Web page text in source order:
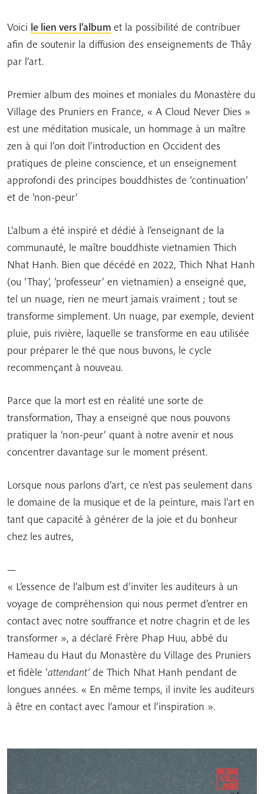
Voici le lien vers l’album et la possibilité de contribuer
afin de soutenir la diffusion des enseignements de Thây
par l’art.
Premier album des moines et moniales du Monastère du
Village des Pruniers en France, « A Cloud Never Dies »
est une méditation musicale, un hommage à un maître
zen à qui l’on doit l’introduction en Occident des
pratiques de pleine conscience, et un enseignement
approfondi des principes bouddhistes de ‘continuation’
et de ‘non-peur’
L’album a été inspiré et dédié à l’enseignant de la
communauté, le maître bouddhiste vietnamien Thich
Nhat Hanh. Bien que décédé en 2022, Thich Nhat Hanh
(ou ‘Thay’, ‘professeur’ en vietnamien) a enseigné que,
tel un nuage, rien ne meurt jamais vraiment ; tout se
transforme simplement. Un nuage, par exemple, devient
pluie, puis rivière, laquelle se transforme en eau utilisée
pour préparer le thé que nous buvons, le cycle
recommençant à nouveau.
Parce que la mort est en réalité une sorte de
transformation, Thay a enseigné que nous pouvons
pratiquer la ‘non-peur’ quant à notre avenir et nous
concentrer davantage sur le moment présent.
Lorsque nous parlons d’art, ce n’est pas seulement dans
le domaine de la musique et de la peinture, mais l’art en
tant que capacité à générer de la joie et du bonheur
chez les autres,
—
« L’essence de l’album est d’inviter les auditeurs à un
voyage de compréhension qui nous permet d’entrer en
contact avec notre souffrance et notre chagrin et de les
transformer », a déclaré Frère Phap Huu, abbé du
Hameau du Haut du Monastère du Village des Pruniers
et fidèle ‘attendant’de Thich Nhat Hanh pendant de
longues années. « En même temps, il invite les auditeurs
à être en contact avec l’amour et l’inspiration ».